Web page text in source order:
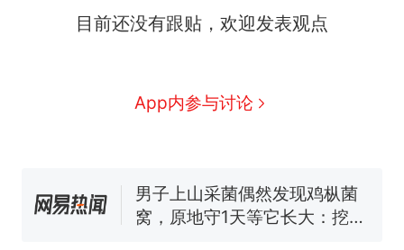
目前还没有跟贴，欢迎发表观点
App内参与讨论
么？
人生
费大厨“全国小炒肉大王”称
140多朵
美国渔民钓获鲨鱼徒手将其拽
回大海 目击者直呼震惊 （视频